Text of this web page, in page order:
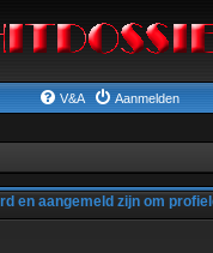
V&A Aanmelden
en aangemeld zijn om